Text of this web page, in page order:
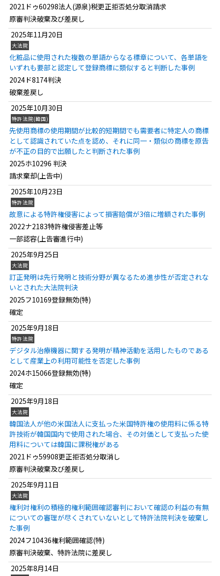
2021ドゥ60298法人(源泉)税更正拒否処分取消請求
原審判決破棄及び差戻し
2025年11月20日
大法院
化粧品に使用された複数の単語からなる標章について、各単語を
いずれも要部と認定して登録商標に類似すると判断した事例
2024ド8174判決
破棄差戻し
2025年10月30日
特許法院(韓国)
先使用商標の使用期間が比較的短期間でも需要者に特定人の商標
として認識されていた点を認め、それに同一・類似の商標を原告
が不正の目的で出願したと判断された事例
2025ホ10296 判決
請求棄却(上告中)
2025年10月23日
特許法院
故意による特許権侵害によって損害賠償が3倍に増額された事例
2022ナ2183特許権侵害差止等
一部認容(上告審進行中)
2025年9月25日
大法院
訂正発明は先行発明と技術分野が異なるため進歩性が否定されな
いとされた大法院判決
2025フ10169登録無効(特)
確定
2025年9月18日
特許法院
デジタル治療機器に関する発明が精神活動を活用したものである
として産業上の利用可能性を否定した事例
2024ホ15066登録無効(特)
確定
2025年9月18日
大法院
韓国法人が他の米国法人に支払った米国特許権の使用料に係る特
許技術が韓国国内で使用された場合、その対価として支払った使
用料については韓国に課税権がある
2021ドゥ59908更正拒否処分取消し
原審判決破棄及び差戻し
2025年9月11日
大法院
権利対権利の積極的権利範囲確認審判において確認の利益の有無
についての審理が尽くされていないとして特許法院判決を破棄し
た事例
2024フ10436権利範囲確認(特)
原審判決破棄、特許法院に差戻し
2025年8月14日